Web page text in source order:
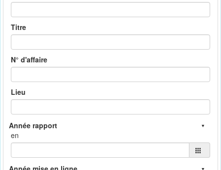
Titre
N° d'affaire
Lieu
en